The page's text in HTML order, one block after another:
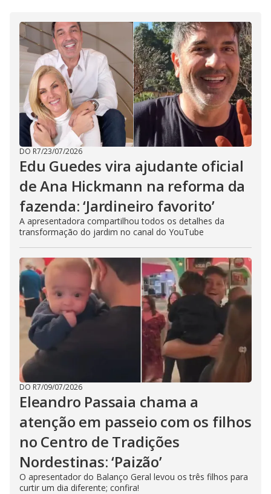
e
o
DO R7/23/07/2026
Edu Guedes vira ajudante oficial
de Ana Hickmann na reforma da
fazenda: ‘Jardineiro favorito’
A apresentadora compartilhou todos os detalhes da
transformação do jardim no canal do YouTube
DO R7/09/07/2026
Eleandro Passaia chama a
atenção em passeio com os filhos
no Centro de Tradições
Nordestinas: ‘Paizão’
O apresentador do Balanço Geral levou os três filhos para
curtir um dia diferente; confira!